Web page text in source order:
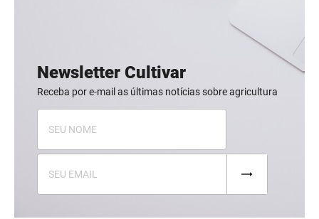
Newsletter Cultivar
Receba por e-mail as últimas notícias sobre agricultura